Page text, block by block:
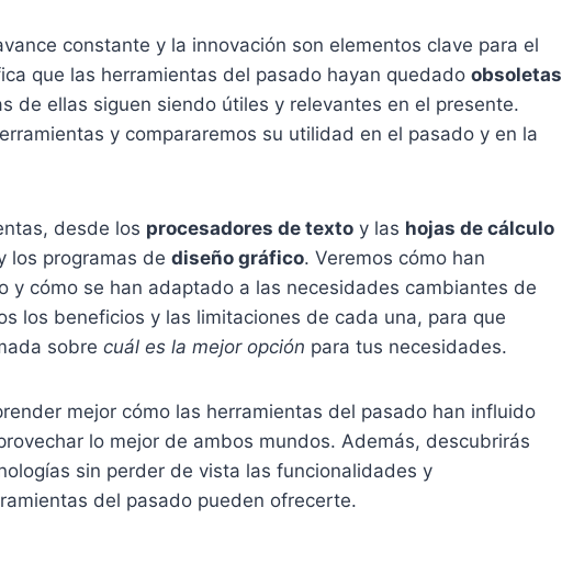
constante y la innovación son elementos clave para el
que las herramientas del pasado hayan quedado obsoletas
de ellas siguen siendo útiles y relevantes en el presente.
y compararemos su utilidad en el pasado y en la
desde los procesadores de texto y las hojas de cálculo
los programas de diseño gráfico. Veremos cómo han
y cómo se han adaptado a las necesidades cambiantes de
los beneficios y las limitaciones de cada una, para que
sobre cuál es la mejor opción para tus necesidades.
mejor cómo las herramientas del pasado han influido
lo mejor de ambos mundos. Además, descubrirás
sin perder de vista las funcionalidades y
del pasado pueden ofrecerte.